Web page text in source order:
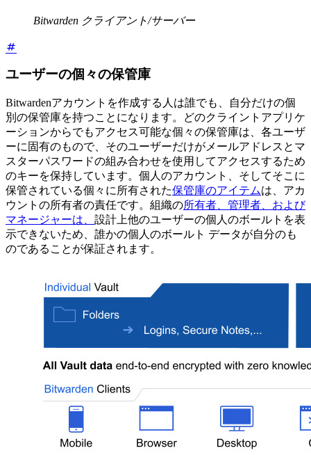
Bitwarden クライアント/サーバー
ユーザーの個々の保管庫
Bitwardenアカウントを作成する人は誰でも、自分だけの個
別の保管庫を持つことになります。どのクライントアプリケ
ーションからでもアクセス可能な個々の保管庫は、各ユーザ
ーに固有のもので、そのユーザーだけがメールアドレスとマ
スターパスワードの組み合わせを使用してアクセスするため
のキーを保持しています。個人のアカウント、そしてそこに
保管されている個々に所有された保管庫のアイテムは、アカ
ウントの所有者の責任です。組織の所有者、管理者、および
マネージャーは、 設計上他のユーザーの個人のボールトを表
示できないため、誰かの個人のボールト データが自分のも
のであることが保証されます。